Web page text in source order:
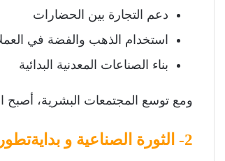
دعم التجارة بين الحضارات
استخدام الذهب والفضة في
بناء الصناعات المعدنية البدائية
ومع توسع المجتمعات البشرية، أصبح
2- الثورة الصناعية و بدايةتطورات اقتصاد التعدين